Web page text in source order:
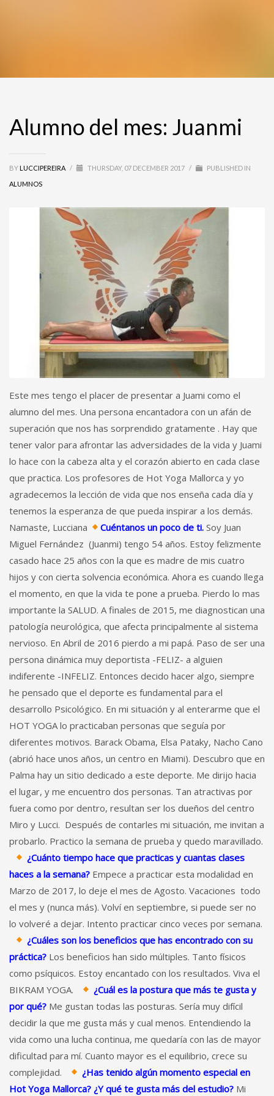
Alumno del mes: Juanmi
BY LUCCIPEREIRA / THURSDAY, 07 DECEMBER 2017 /
PUBLISHED IN
ALUMNOS
Este mes tengo el placer de presentar a Juami como el
alumno del mes. Una persona encantadora con un afán de
superación que nos has sorprendido gratamente . Hay que
tener valor para afrontar las adversidades de la vida y Juami
lo hace con la cabeza alta y el corazón abierto en cada clase
que practica. Los profesores de Hot Yoga Mallorca y yo
agradecemos la lección de vida que nos enseña cada día y
tenemos la esperanza de que pueda inspirar a los demás.
Namaste, Lucciana
Cuéntanos un poco de ti. Soy Juan
Miguel Fernández (Juanmi) tengo 54 años. Estoy felizmente
casado hace 25 años con la que es madre de mis cuatro
hijos y con cierta solvencia económica. Ahora es cuando llega
el momento, en que la vida te pone a prueba. Pierdo lo mas
importante la SALUD. A finales de 2015, me diagnostican una
patología neurológica, que afecta principalmente al sistema
nervioso. En Abril de 2016 pierdo a mi papá. Paso de ser una
persona dinámica muy deportista -FELIZ- a alguien
indiferente -INFELIZ. Entonces decido hacer algo, siempre
he pensado que el deporte es fundamental para el
desarrollo Psicológico. En mi situación y al enterarme que el
HOT YOGA lo practicaban personas que seguía por
diferentes motivos. Barack Obama, Elsa Pataky, Nacho Cano
(abrió hace unos años, un centro en Miami). Descubro que en
Palma hay un sitio dedicado a este deporte. Me dirijo hacia
el lugar, y me encuentro dos personas. Tan atractivas por
fuera como por dentro, resultan ser los dueños del centro
Miro y Lucci. Después de contarles mi situación, me invitan a
probarlo. Practico la semana de prueba y quedo maravillado.
¿Cuánto tiempo hace que practicas y cuantas clases
haces a la semana? Empece a practicar esta modalidad en
Marzo de 2017, lo deje el mes de Agosto. Vacaciones todo
el mes y (nunca más). Volví en septiembre, si puede ser no
lo volveré a dejar. Intento practicar cinco veces por semana.
¿Cuáles son los beneficios que has encontrado con su
práctica? Los beneficios han sido múltiples. Tanto físicos
como psíquicos. Estoy encantado con los resultados. Viva el
BIKRAM YOGA.
¿Cuál es la postura que más te gusta y
por qué? Me gustan todas las posturas. Sería muy difícil
decidir la que me gusta más y cual menos. Entendiendo la
vida como una lucha continua, me quedaría con las de mayor
dificultad para mí. Cuanto mayor es el equilibrio, crece su
complejidad.
¿Has tenido algún momento especial en
Hot Yoga Mallorca? ¿Y qué te gusta más del estudio? Mi